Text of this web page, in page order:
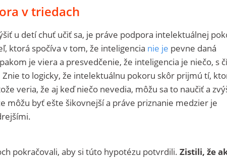
v triedach
u detí chuť učiť sa, je práve podpora intelektuálnej
ktorá spočíva v tom, že inteligencia nie je pevne daná
je viera a presvedčenie, že inteligencia je niečo, s
to logicky, že intelektuálnu pokoru skôr prijmú tí,
veria, že aj keď niečo nevedia, môžu sa to naučiť a
môžu byť ešte šikovnejší a práve priznanie medzier je
pokračovali, aby si túto hypotézu potvrdili. Zistili, že